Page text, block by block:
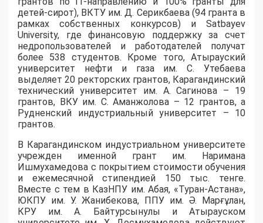
детей-сирот), ВКТУ им. Д. Серикбаева (94 гранта в
рамках собственных конкурсов) и Satbayev
University, где финансовую поддержку за счет
недропользователей и работодателей получат
более 538 студентов. Кроме того, Атырауский
университет нефти и газа им. С. Утебаева
выделяет 20 ректорских грантов, Карагандинский
технический университет им. А. Сагинова – 19
грантов, ВКУ им. С. Аманжолова – 12 грантов, а
Рудненский индустриальный университет – 10
грантов.
​В Карагандинском индустриальном университете
учрежден именной грант им. Наримана
Ишмухамедова с покрытием стоимости обучения
и ежемесячной стипендией 150 тыс. тенге.
Вместе с тем в КазНПУ им. Абая, «Туран-Астана»,
ЮКПУ им. У. Жанибекова, ППУ им. Ә. Марғұлан,
КРУ им. А. Байтурсынулы и Атырауском